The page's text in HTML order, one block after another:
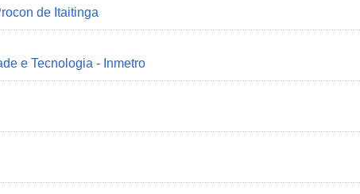
de Itaitinga
e Tecnologia - Inmetro